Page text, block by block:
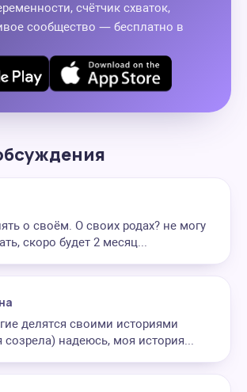
счётчик схваток,
сообщество — бесплатно в
о своём. О своих родах? не могу
скоро будет 2 месяц...
делятся своими историями
созрела) надеюсь, моя история...